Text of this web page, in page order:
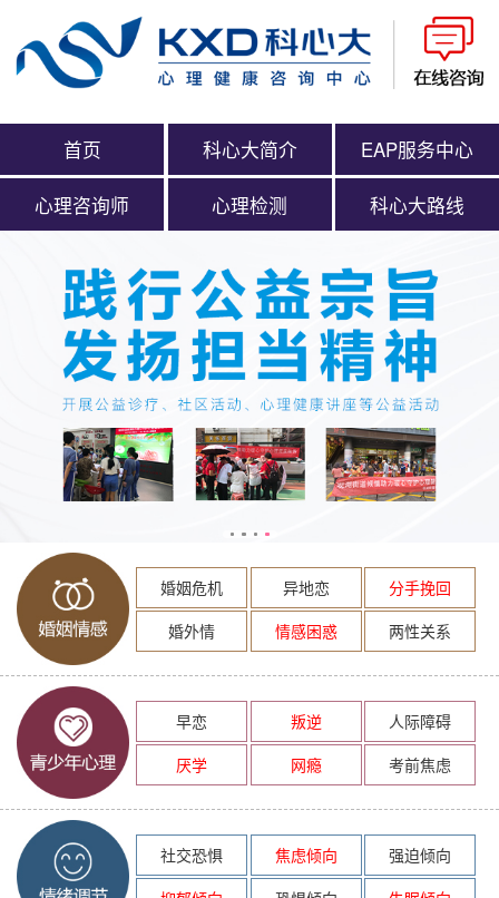
首页 科心大简介 EAP服务中心
心理咨询师 心理检测 科心大路线
婚姻危机 异地恋
分手挽回
婚外情
情感困惑 两性关系
早恋 叛逆
人际障碍
厌学
网瘾 考前焦虑
社交恐惧 焦虑倾向
强迫倾向